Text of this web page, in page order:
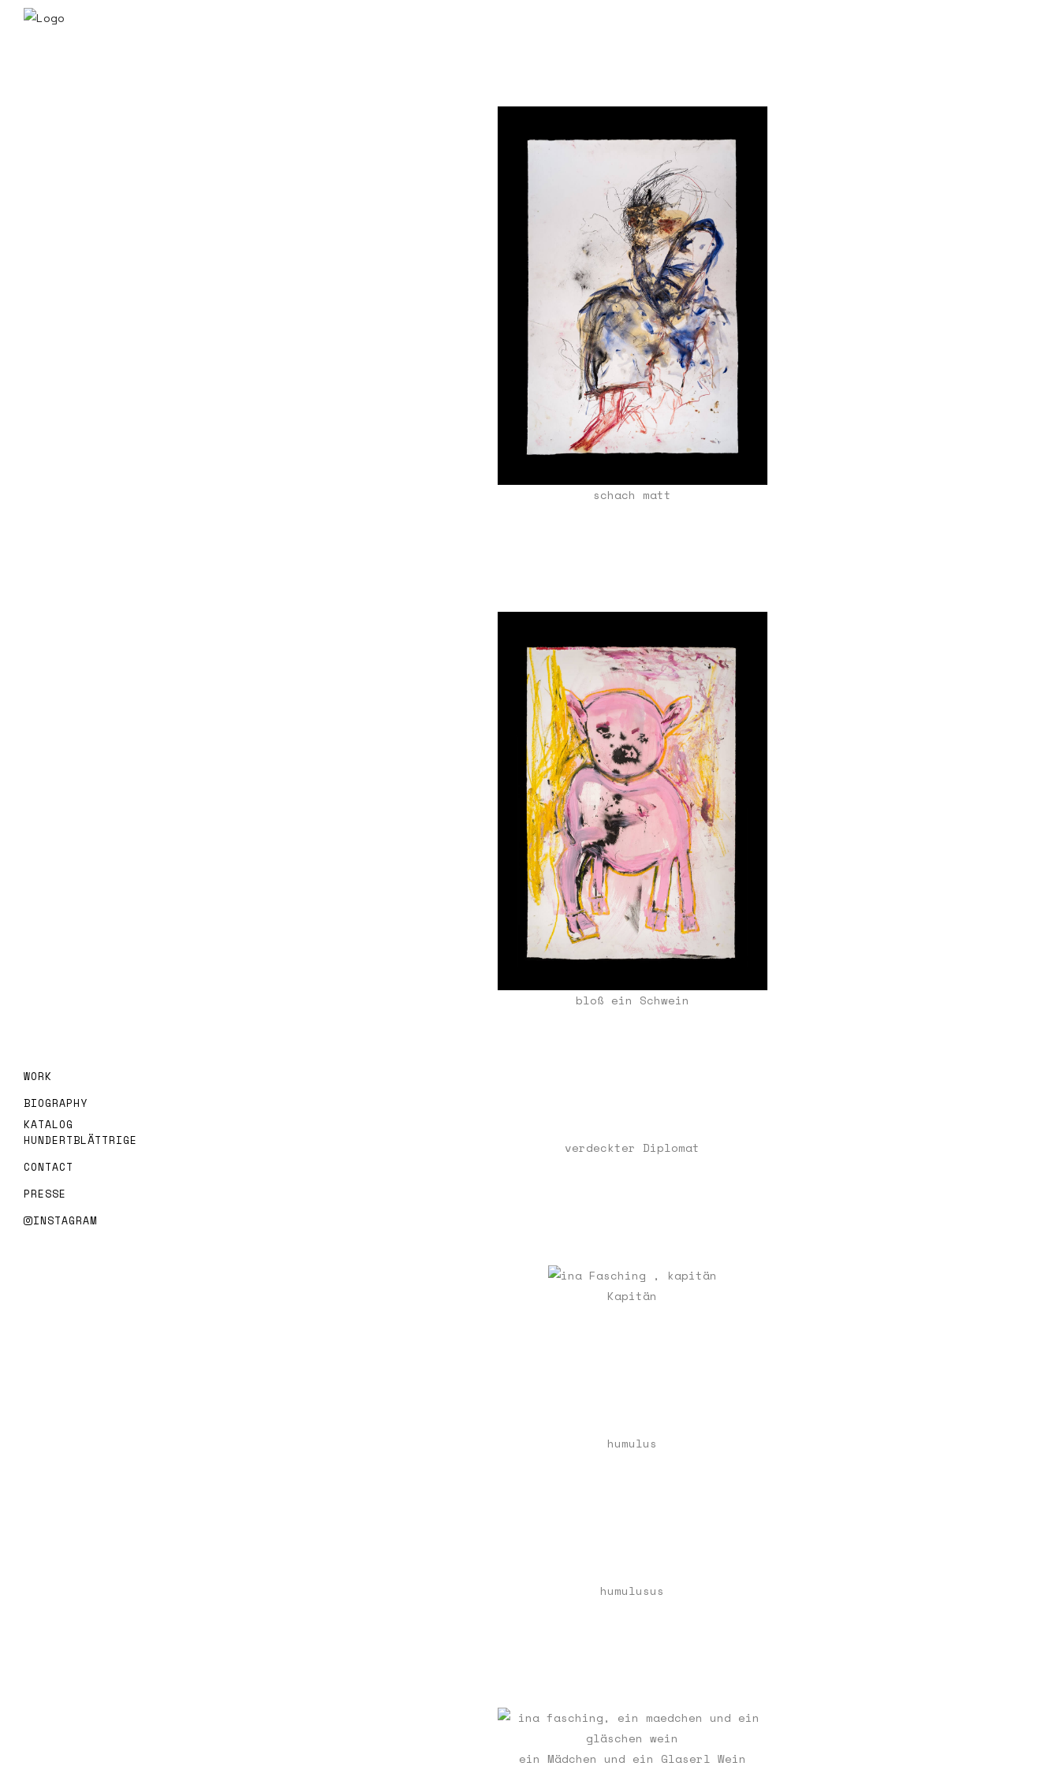
WORK
BIOGRAPHY
KATALOG
HUNDERTBLÄTTRIGE
CONTACT
PRESSE
INSTAGRAM
schach matt
bloß ein Schwein
verdeckter Diplomat
Kapitän
humulus
humulusus
ein Mädchen und ein Glaserl Wein